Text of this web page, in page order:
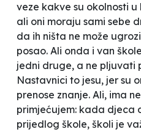
veze kakve su okolnosti
ali oni moraju sami sebe
da ih ništa ne može
posao. Ali onda i van
jedni druge, a ne pljuvati
Nastavnici to jesu, jer su
prenose znanje. Ali, ima
primjećujem: kada djeca
prijedlog škole, školi je